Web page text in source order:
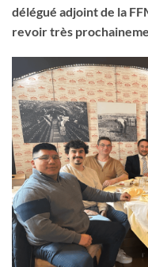
délégué adjoint de la
revoir très